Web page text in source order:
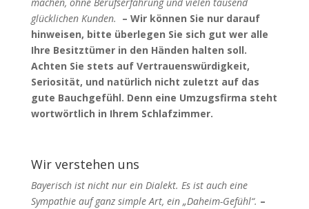
glücklichen Kunden. – Wir können Sie nur darauf
hinweisen, bitte überlegen Sie sich gut wer alle
Ihre Besitztümer in den Händen halten soll.
Achten Sie stets auf Vertrauenswürdigkeit,
Seriosität, und natürlich nicht zuletzt auf das
gute Bauchgefühl. Denn eine Umzugsfirma steht
wortwörtlich in Ihrem Schlafzimmer.
Wir verstehen uns
Bayerisch ist nicht nur ein Dialekt. Es ist auch eine
Sympathie auf ganz simple Art, ein „Daheim-Gefühl“. –